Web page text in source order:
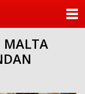
MALTA
KATEGORİLER